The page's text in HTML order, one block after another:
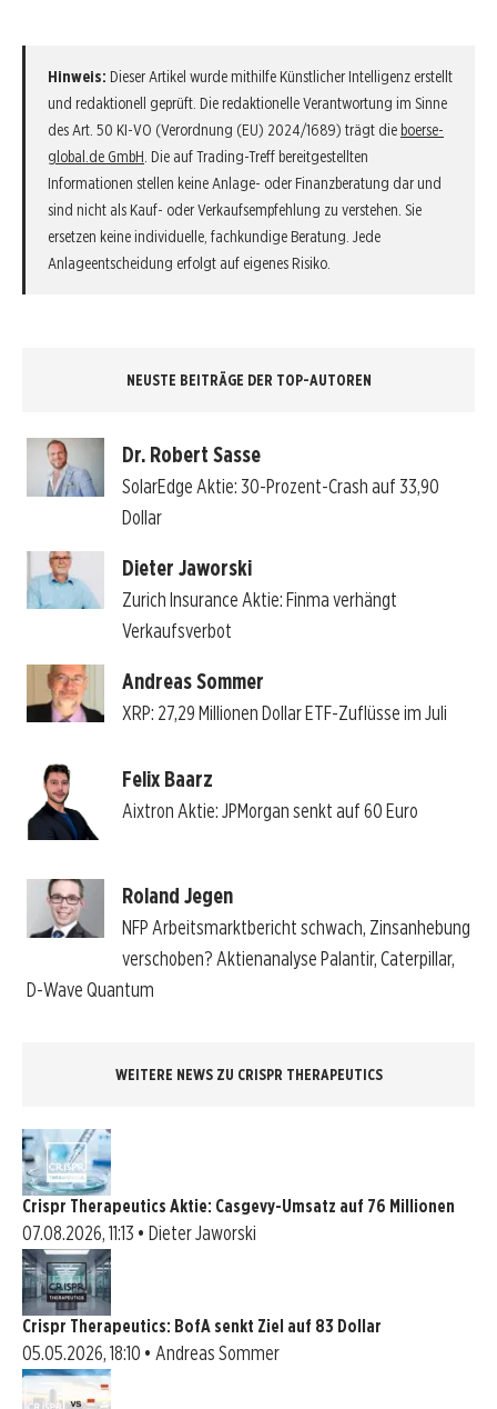
Hinweis: Dieser Artikel wurde mithilfe Künstlicher Intelligenz erstellt
und redaktionell geprüft. Die redaktionelle Verantwortung im Sinne
des Art. 50 KI-VO (Verordnung (EU) 2024/1689) trägt die boerse-
global.de GmbH . Die auf Trading-Treff bereitgestellten
Informationen stellen keine Anlage- oder Finanzberatung dar und
sind nicht als Kauf- oder Verkaufsempfehlung zu verstehen. Sie
ersetzen keine individuelle, fachkundige Beratung. Jede
Anlageentscheidung erfolgt auf eigenes Risiko.
NEUSTE BEITRÄGE DER TOP-AUTOREN
Dr. Robert Sasse
SolarEdge Aktie: 30-Prozent-Crash auf 33,90
Dollar
Dieter Jaworski
Zurich Insurance Aktie: Finma verhängt
Verkaufsverbot
Andreas Sommer
XRP: 27,29 Millionen Dollar ETF-Zuflüsse im Juli
Felix Baarz
Aixtron Aktie: JPMorgan senkt auf 60 Euro
Roland Jegen
NFP Arbeitsmarktbericht schwach, Zinsanhebung
verschoben? Aktienanalyse Palantir, Caterpillar,
D-Wave Quantum
WEITERE NEWS ZU CRISPR THERAPEUTICS
Crispr Therapeutics Aktie: Casgevy-Umsatz auf 76 Millionen
07.08.2026, 11:13 • Dieter Jaworski
Crispr Therapeutics: BofA senkt Ziel auf 83 Dollar
05.05.2026, 18:10 • Andreas Sommer